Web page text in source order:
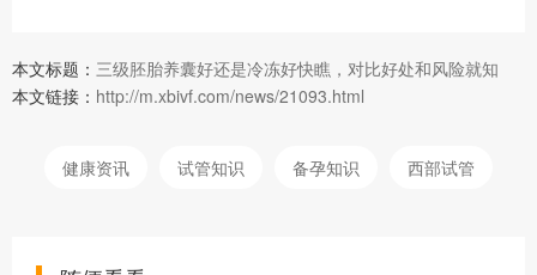
本文标题： 三级胚胎养囊好还是冷冻好快瞧，对比好处和风险就知
本文链接： http://m.xbivf.com/news/21093.html
健康资讯 试管知识 备孕知识 西部试管